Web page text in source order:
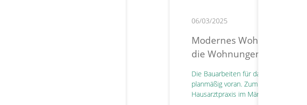
06/03/2025
Modernes Wohnen in
die Wohnungen im
Die Bauarbeiten für das neue
planmäßig voran. Zum
Hausarztpraxis im März 2027 geplant.